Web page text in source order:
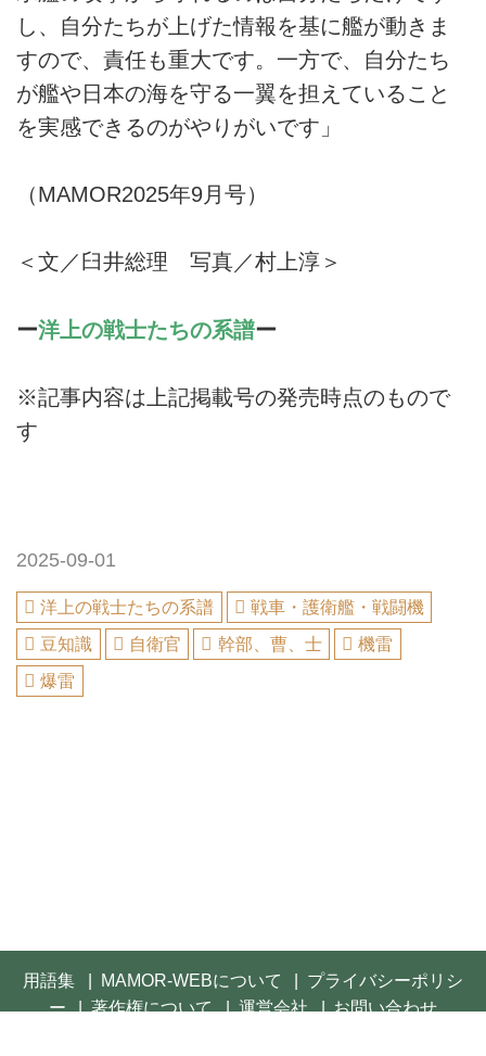
し、自分たちが上げた情報を基に艦が動きま
すので、責任も重大です。一方で、自分たち
が艦や日本の海を守る一翼を担えていること
を実感できるのがやりがいです」
（MAMOR2025年9月号）
＜文／臼井総理 写真／村上淳＞
ー洋上の戦士たちの系譜ー
※記事内容は上記掲載号の発売時点のもので
す
2025-09-01
洋上の戦士たちの系譜
戦車・護衛艦・戦闘機
豆知識
自衛官 幹部、曹、士
機雷
爆雷
用語集 MAMOR-WEBについて
プライバシーポリシ
ー
著作権について 運営会社
お問い合わせ